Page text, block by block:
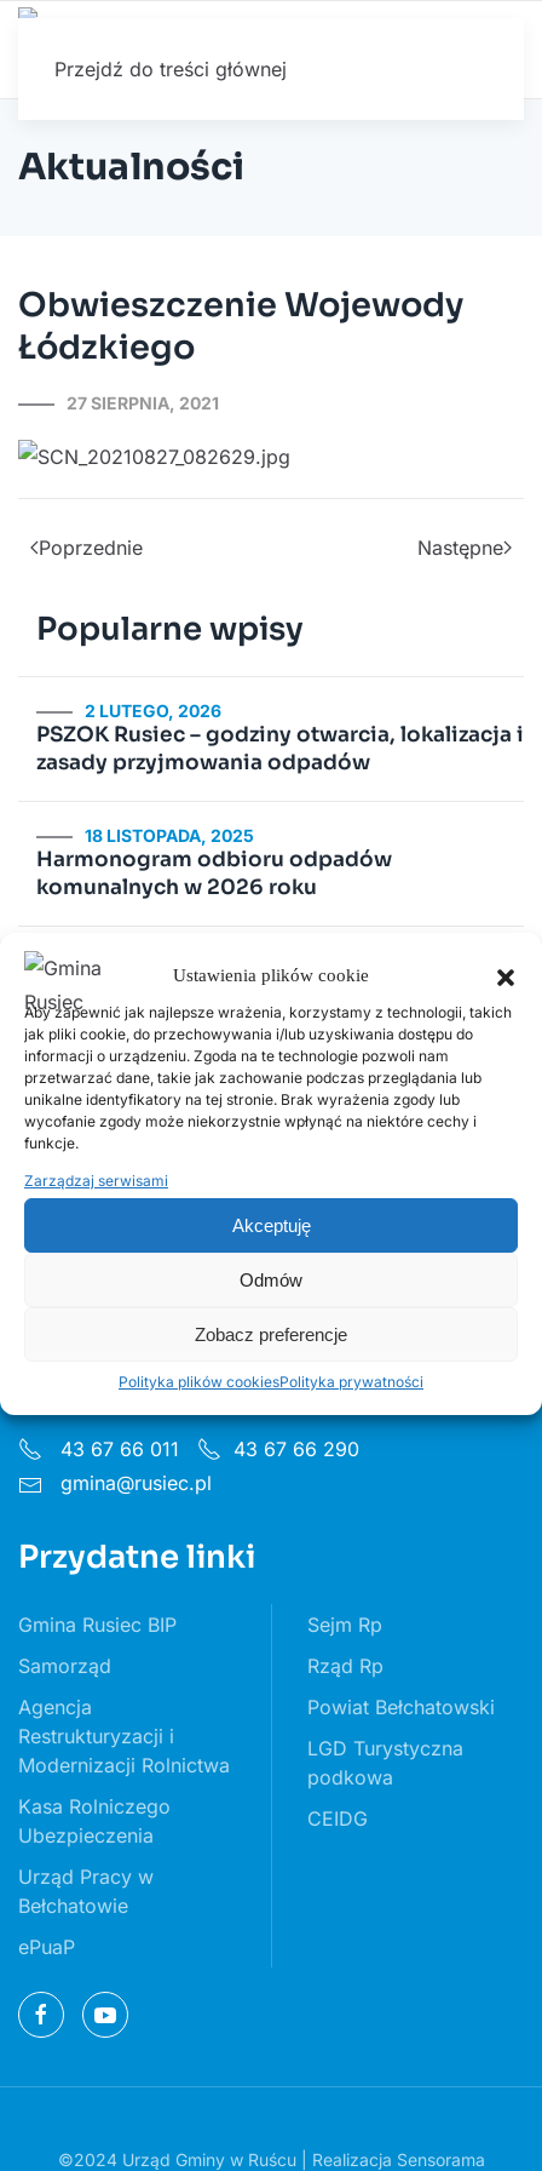
Ustawienia plików cookie
Aby zapewnić jak najlepsze wrażenia, korzystamy z technologii, takich
jak pliki cookie, do przechowywania i/lub uzyskiwania dostępu do
informacji o urządzeniu. Zgoda na te technologie pozwoli nam
przetwarzać dane, takie jak zachowanie podczas przeglądania lub
unikalne identyfikatory na tej stronie. Brak wyrażenia zgody lub
wycofanie zgody może niekorzystnie wpłynąć na niektóre cechy i
funkcje.
Zarządzaj serwisami
Akceptuję
Odmów
Zobacz preferencje
Polityka plików cookiesPolityka prywatności
Przejdź do treści głównej
Aktualności
Obwieszczenie Wojewody
Łódzkiego
27 SIERPNIA, 2021
Poprzednie Następne
Popularne wpisy
2 LUTEGO, 2026
PSZOK Rusiec – godziny otwarcia, lokalizacja i
zasady przyjmowania odpadów
18 LISTOPADA, 2025
Harmonogram odbioru odpadów
komunalnych w 2026 roku
14 LIPCA, 2020
Kurenda
30 CZERWCA, 2026
Odnawialne źródła energii w Gminie Rusiec –
edycja 2, Fundusze Europejskie
Urząd Gminy w Ruścu
Godziny pon 8:00 - 16.00 wt– pt 7:30 - 15.30
43 67 66 011
43 67 66 290
gmina@rusiec.pl
Przydatne linki
Gmina Rusiec BIP
Samorząd
Agencja
Restrukturyzacji i
Modernizacji Rolnictwa
Kasa Rolniczego
Ubezpieczenia
Urząd Pracy w
Bełchatowie
ePuaP
Sejm Rp
Rząd Rp
Powiat Bełchatowski
LGD Turystyczna
podkowa
CEIDG
©2024 Urząd Gminy w Ruścu | Realizacja Sensorama